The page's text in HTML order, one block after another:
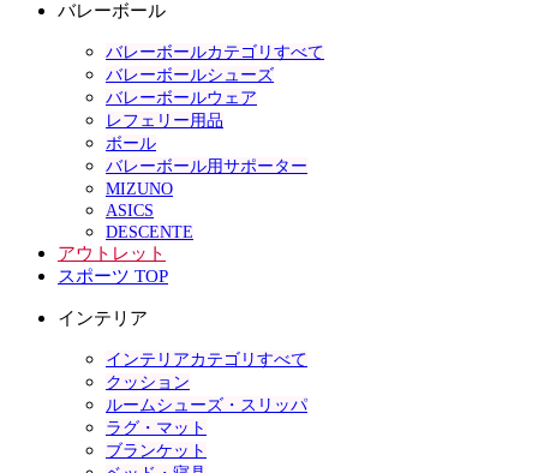
バレーボール
バレーボールカテゴリすべて
バレーボールシューズ
バレーボールウェア
レフェリー用品
ボール
バレーボール用サポーター
MIZUNO
ASICS
DESCENTE
アウトレット
スポーツ TOP
インテリア
インテリアカテゴリすべて
クッション
ルームシューズ・スリッパ
ラグ・マット
ブランケット